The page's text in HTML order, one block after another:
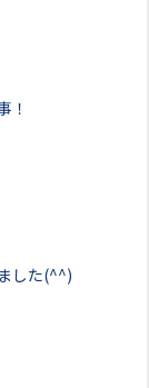
！
した(^^)